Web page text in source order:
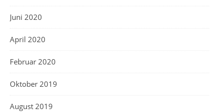
Juni 2020
April 2020
Februar 2020
Oktober 2019
August 2019